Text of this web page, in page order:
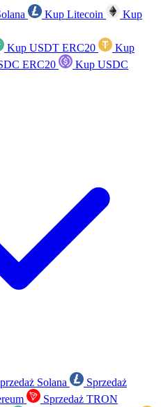
Kup Litecoin
Kup
Kup USDT ERC20
Kup
ERC20
Kup USDC
Solana
Sprzedaż
Sprzedaż TRON